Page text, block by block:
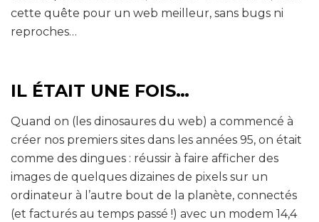
cette quête pour un web meilleur, sans bugs ni
reproches…
IL ÉTAIT UNE FOIS…
Quand on (les dinosaures du web) a commencé à
créer nos premiers sites dans les années 95, on était
comme des dingues : réussir à faire afficher des
images de quelques dizaines de pixels sur un
ordinateur à l’autre bout de la planète, connectés
(et facturés au temps passé !) avec un modem 14,4